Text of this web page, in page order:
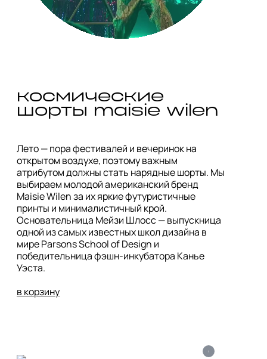
космические
шорты maisie wilen
Лето — пора фестивалей и вечеринок на
открытом воздухе, поэтому важным
атрибутом должны стать нарядные шорты. Мы
выбираем молодой американский бренд
Maisie Wilen за их яркие футуристичные
принты и минималистичный крой.
Основательница Мейзи Шлосс — выпускница
одной из самых известных школ дизайна в
мире Parsons School of Design и
победительница фэшн-инкубатора Канье
Уэста.
в корзину
i